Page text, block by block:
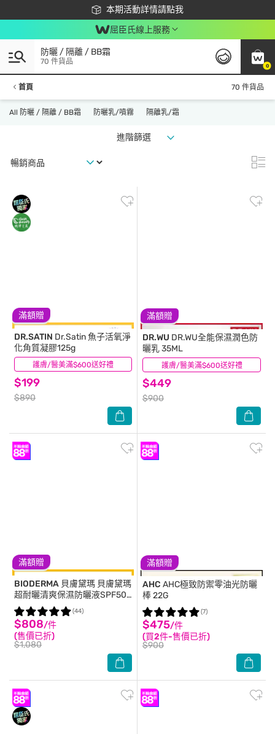
本期活動詳情請點我
下載app最高回饋$350
屈臣氏線上服務
0
防曬 / 隔離 / BB霜
70 件貨品
首頁 70 件貨品
All 防曬 / 隔離 / BB霜 防曬乳/噴霧 隔離乳/霜
進階篩選
滿額贈
護膚/醫美滿$600送好禮
DR.SATIN Dr.Satin 魚子活氧淨
化角質凝膠125g
$199
$890
(43)
滿額贈
護膚/醫美滿$600送好禮
DR.WU DR.WU全能保濕潤色防
曬乳 35ML
$449
$900
(57)
滿額贈
BIODERMA 貝膚黛瑪 貝膚黛瑪
超耐曬清爽保濕防曬液SPF50+
PA++++ 40ml
$808/件
(售價已折)
$1,080
(44)
滿額贈
AHC AHC極致防禦零油光防曬
棒 22G
$475/件
(買2件-售價已折)
$900
(7)